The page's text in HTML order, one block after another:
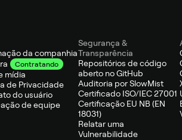
da companhia
Contratando
mídia
de Privacidade
do usuário
de equipe
Segurança &
Transparência
Repositórios de código
aberto no GitHub
Auditoria por SlowMist
Certificado ISO/IEC 27001
Certificação EU NB (EN
18031)
Relatar uma
Vulnerabilidade